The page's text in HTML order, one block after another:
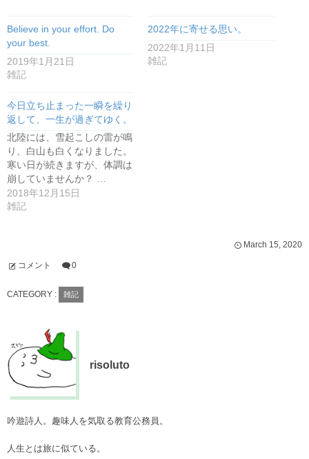
Believe in your effort. Do
your best.
2019年1月21日
雑記
2022年に寄せる思い。
2022年1月11日
雑記
今日立ち止まった一瞬を繰り
返して、一生が過ぎてゆく。
北陸には、雪起こしの雷が鳴
り、白山も白くなりました。
寒い日が続きますが、体調は
崩していませんか？ …
2018年12月15日
雑記
March 15, 2020
コメント 0
CATEGORY : 雑記
risoluto
吟遊詩人。趣味人を気取る教育公務員。
人生とは旅に似ている。